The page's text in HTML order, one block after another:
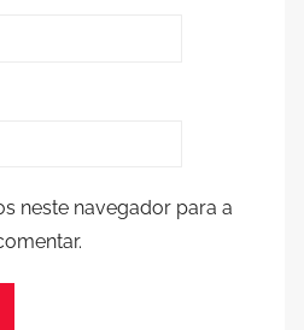
neste navegador para a